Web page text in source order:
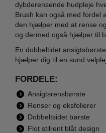
dybderensende hudpleje
Brush kan også med fordel
den hjælper med at rense
og dermed også hjælper til
En dobbeltidet
hjælper dig til en sund
FORDELE:
Ansigtsrensbørste
Renser og eksfolierer
Dobbeltsidet børste
Flot stilrent blåt design